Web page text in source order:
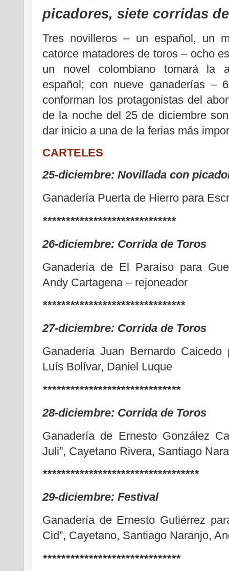
picadores, siete corridas
Tres novilleros – un español, un
catorce matadores de toros – ocho
un novel colombiano tomará la
español; con nueve ganaderías –
conforman los protagonistas del
de la noche del 25 de diciembre
dar inicio a una de la ferias más
CARTELES
25-diciembre: Novillada con
Ganadería Puerta de Hierro para
*****************************
26-diciembre: Corrida de Toros
Ganadería de El Paraíso para
Andy Cartagena – rejoneador
*******************************
27-diciembre: Corrida de Toros
Ganadería Juan Bernardo Caicedo
Luís Bolívar, Daniel Luque
******************************
28-diciembre: Corrida de Toros
Ganadería de Ernesto González
Juli”, Cayetano Rivera, Santiago
**********************************
29-diciembre: Festival
Ganadería de Ernesto Gutiérrez
Cid”, Cayetano, Santiago Naranjo,
******************************